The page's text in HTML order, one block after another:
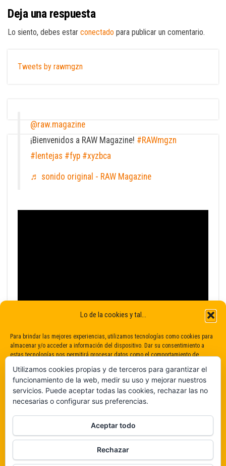
Lo de la cookies y tal...
Para brindar las mejores experiencias, utilizamos tecnologías como cookies para
almacenar y/o acceder a información del dispositivo. Dar su consentimiento a
estas tecnologías nos permitirá procesar datos como el comportamiento de
consentimiento puede afectar negativamente a determinadas características y
funciones.
De ninguna manera
Veámos que hay aquí
Deja una respuesta
Lo siento, debes estar conectado para publicar un comentario.
Tweets by rawmgzn
@raw.magazine
¡Bienvenidos a RAW Magazine! #RAWmgzn
#lentejas #fyp #xyzbca
♬ sonido original - RAW Magazine
Utilizamos cookies propias y de terceros para garantizar el
funcionamiento de la web, medir su uso y mejorar nuestros
servicios. Puede aceptar todas las cookies, rechazar las no
necesarias o configurar sus preferencias.
Aceptar todo
Rechazar